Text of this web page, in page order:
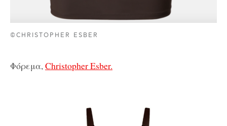
©CHRISTOPHER ESBER
Φόρεμα, Christopher Esber.